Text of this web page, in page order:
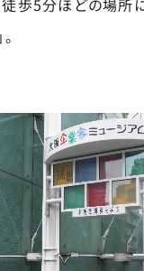
歩5分ほどの場所